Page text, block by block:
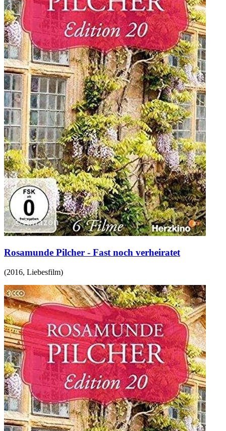
Rosamunde Pilcher - Fast noch verheiratet
(2016, Liebesfilm)